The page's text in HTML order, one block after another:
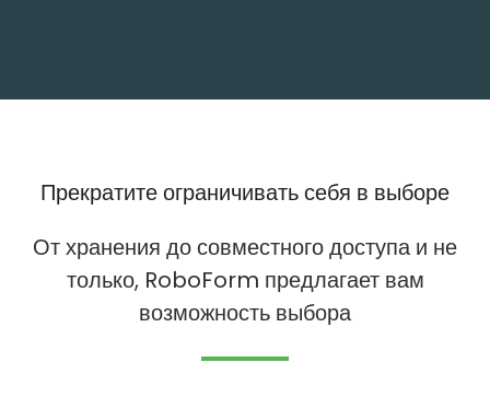
Прекратите ограничивать себя в выборе
От хранения до совместного доступа и не
только, RoboForm предлагает вам
возможность выбора